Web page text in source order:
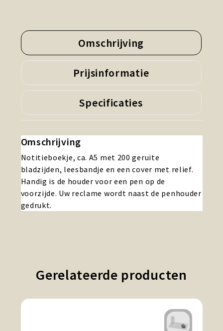
Omschrijving
Prijsinformatie
Specificaties
Omschrijving
Notitieboekje, ca. A5 met 200 geruite
bladzijden, leesbandje en een cover met relief.
Handig is de houder voor een pen op de
voorzijde. Uw reclame wordt naast de penhouder
gedrukt.
Gerelateerde producten